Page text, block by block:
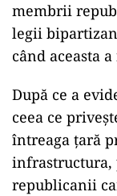
membrii
legii
când aceasta
După ce a
ceea ce
întreaga ţară
infrastructura,
republicanii